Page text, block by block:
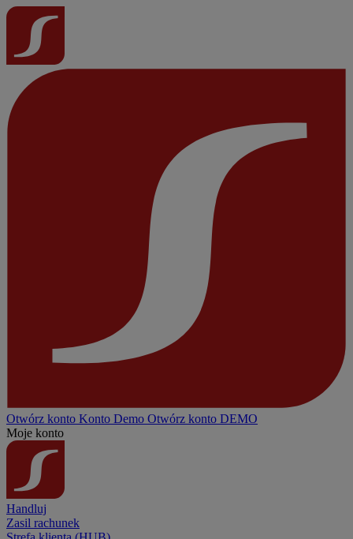
Otwórz konto Konto Demo Otwórz konto DEMO
Moje konto
Handluj
Zasil rachunek